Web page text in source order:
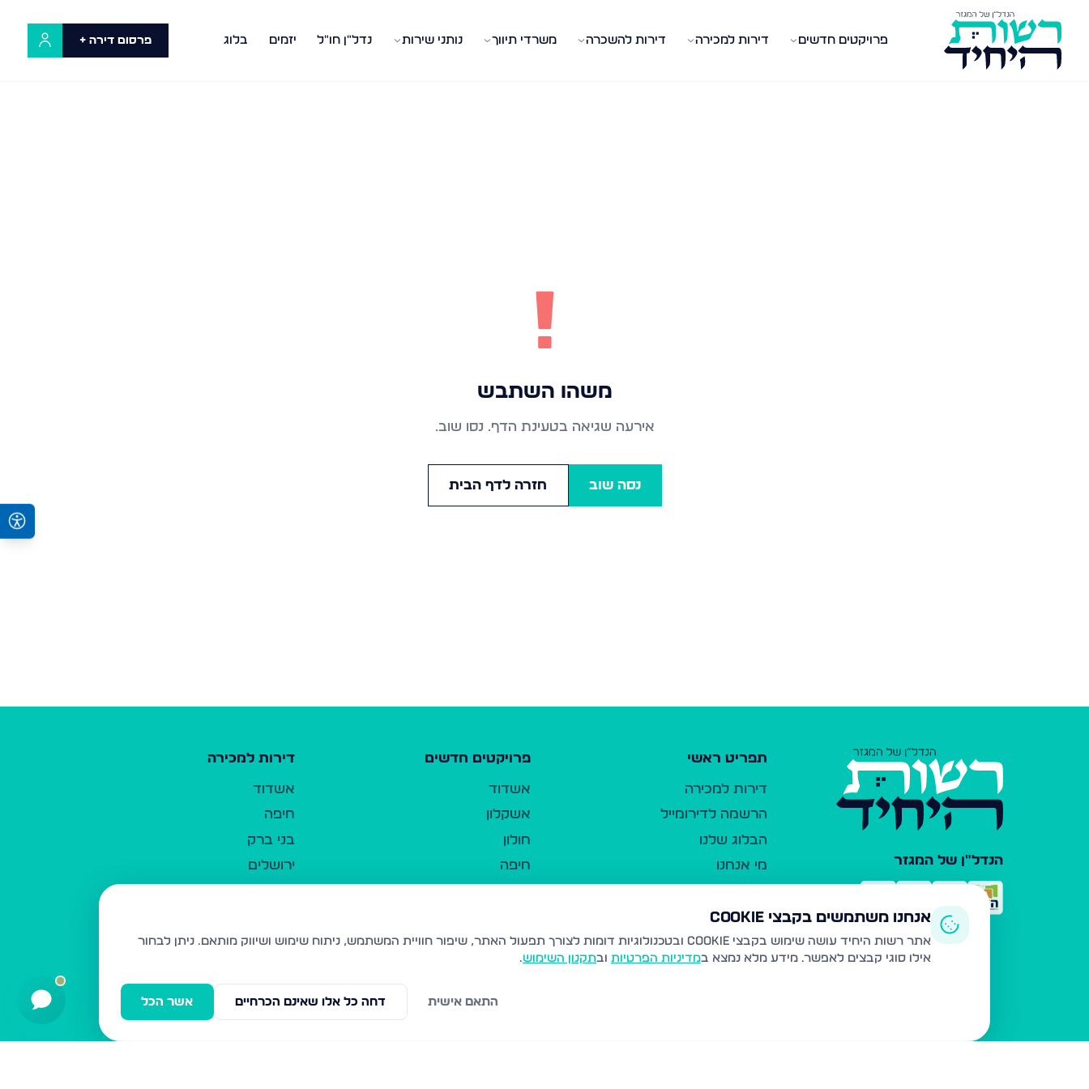
פרויקטים חדשים דירות למכירה דירות להשכרה משרדי תיווך נותני שירות נדל"ן חו"ל יזמים בלוג פרסום דירה +
!
משהו השתבש
אירעה שגיאה בטעינת הדף. נסו שוב.
נסה שוב חזרה לדף הבית
הנדל"ן של המגזר
תפריט ראשי
דירות למכירה
הרשמה לדירומייל
הבלוג שלנו
מי אנחנו
כלי עזר
פרסום ברשות היחיד
משרדי תיווך
פרויקטים חדשים
אשדוד
אשקלון
חולון
חיפה
נהריה
עמנואל
דירות למכירה
אשדוד
חיפה
בני ברק
ירושלים
בית שמש
ביתר עילית
אנחנו משתמשים בקבצי Cookie
אתר רשות היחיד עושה שימוש בקבצי Cookie ובטכנולוגיות דומות לצורך תפעול האתר, שיפור חוויית המשתמש, ניתוח שימוש ושיווק מותאם.
ניתן לבחור
אילו סוגי קבצים לאפשר. מידע מלא נמצא במדיניות הפרטיות ובתקנון השימוש.
אשר הכל דחה כל אלו שאינם הכרחיים התאם אישית